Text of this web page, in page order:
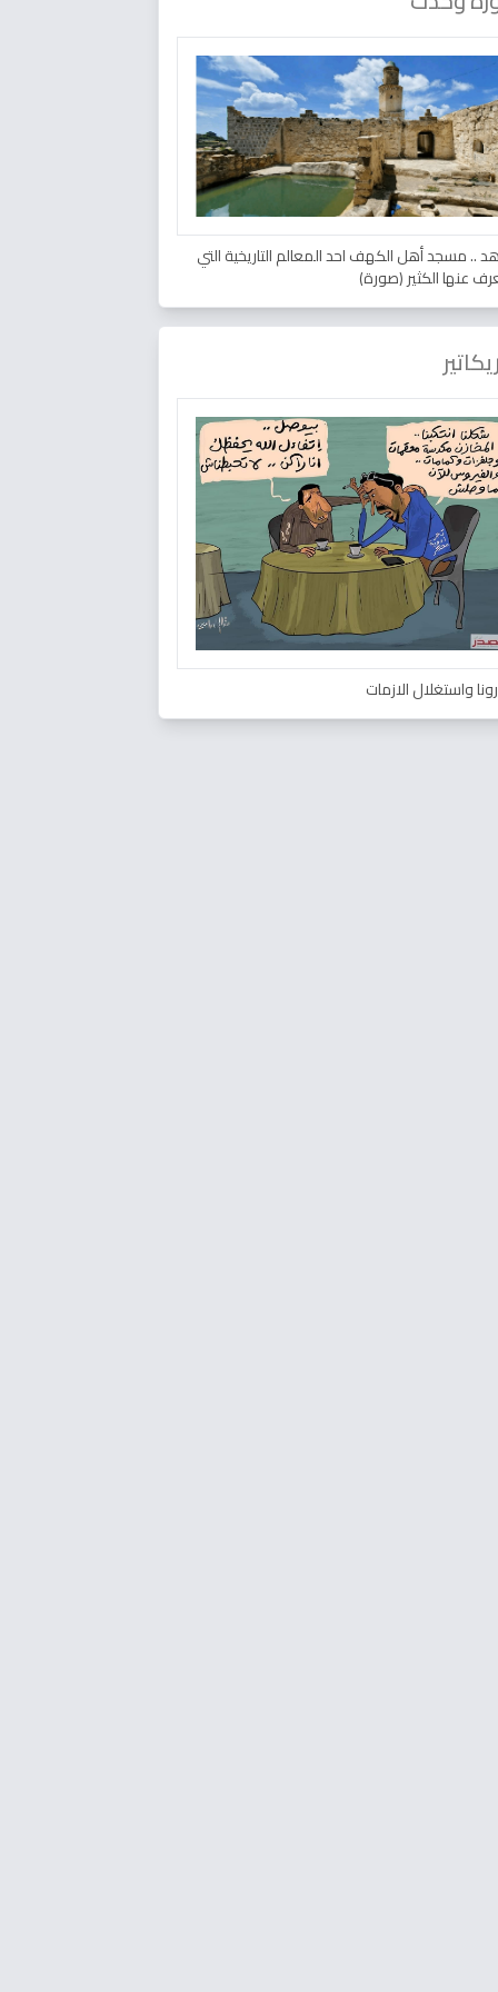
.. مسجد أهل الكهف احد المعالم التاريخية التي
عنها الكثير (صورة)
واستغلال الازمات